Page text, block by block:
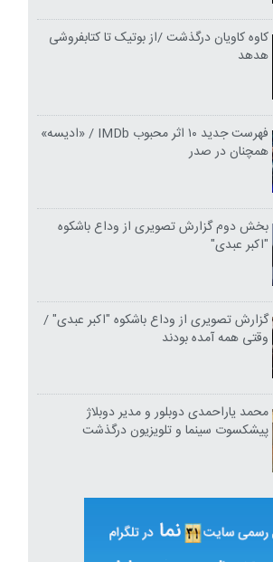
کاوه کاویان درگذشت /از بوتیک تا کتابفروشی
هدهد
فهرست جدید ۱۰ اثر محبوب IMDb / «ادیسه»
همچنان در صدر
بخش دوم گزارش تصویری از وداع باشکوه
"اکبر عبدی"
گزارش تصویری از وداع باشکوه "اکبر عبدی" /
وقتی همه آمده بودند
محمد یاراحمدی دوبلور و مدیر دوبلاژ
پیشکسوت سینما و تلویزیون درگذشت